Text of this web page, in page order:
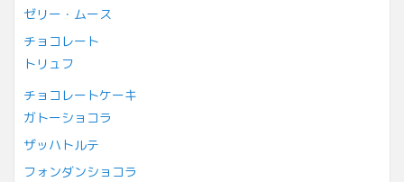
ゼリー・ムース
チョコレート
トリュフ
チョコレートケーキ
ガトーショコラ
ザッハトルテ
フォンダンショコラ